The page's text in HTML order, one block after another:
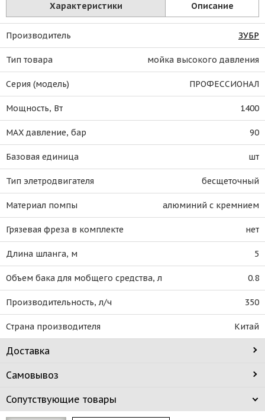
Характеристики Описание
Производитель ЗУБР
Тип товара мойка высокого давления
Серия (модель) ПРОФЕССИОНАЛ
Мощность, Вт 1400
MAX давление, бар 90
Базовая единица шт
Тип элетродвигателя бесщеточный
Материал помпы алюминий с кремнием
Грязевая фреза в комплекте нет
Длина шланга, м 5
Объем бака для мобщего средства, л 0.8
Производительность, л/ч 350
Страна производителя Китай
Доставка
Самовывоз
Сопутствующие товары